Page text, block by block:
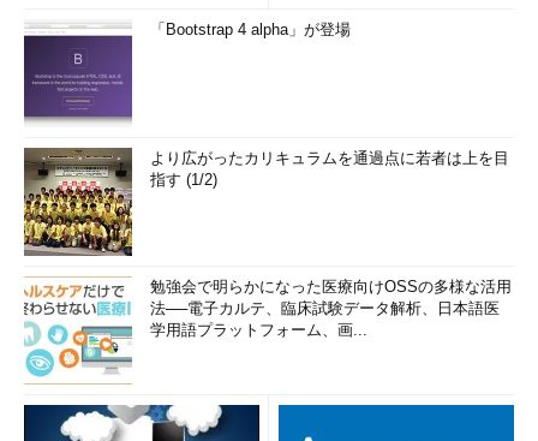
「Bootstrap 4 alpha」が登場
より広がったカリキュラムを通過点に若者は上を目
指す (1/2)
勉強会で明らかになった医療向けOSSの多様な活用
法──電子カルテ、臨床試験データ解析、日本語医
学用語プラットフォーム、画...